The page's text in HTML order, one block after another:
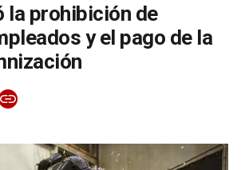
la prohibición de
y el pago de la